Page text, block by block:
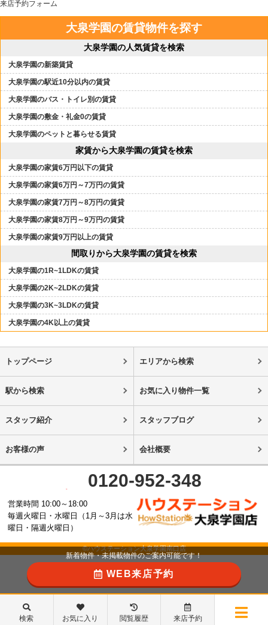
来店予約フォーム
大泉学園の賃貸物件を探す
大泉学園の人気賃貸を検索
大泉学園の新築賃貸
大泉学園の駅近10分以内の賃貸
大泉学園のバス・トイレ別の賃貸
大泉学園の敷金・礼金0の賃貸
大泉学園のペットと暮らせる賃貸
家賃から大泉学園の賃貸を検索
大泉学園の家賃6万円以下の賃貸
大泉学園の家賃6万円～7万円の賃貸
大泉学園の家賃7万円～8万円の賃貸
大泉学園の家賃8万円～9万円の賃貸
大泉学園の家賃9万円以上の賃貸
間取りから大泉学園の賃貸を検索
大泉学園の1R~1LDKの賃貸
大泉学園の2K~2LDKの賃貸
大泉学園の3K~3LDKの賃貸
大泉学園の4K以上の賃貸
トップページ エリアから検索
駅から検索 お気に入り物件一覧
スタッフ紹介 スタッフブログ
お客様の声 会社概要
0120-952-348
営業時間 10:00～18:00
毎週火曜日・水曜日（1月～3月は水
曜日・隔週火曜日）
©ハウステーション大泉学園南口店
検索 お気に入り 閲覧履歴 来店予約
新着物件・未掲載物件のご案内可能です！
WEB来店予約